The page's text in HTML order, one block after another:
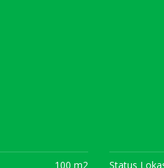
100 m2 Status